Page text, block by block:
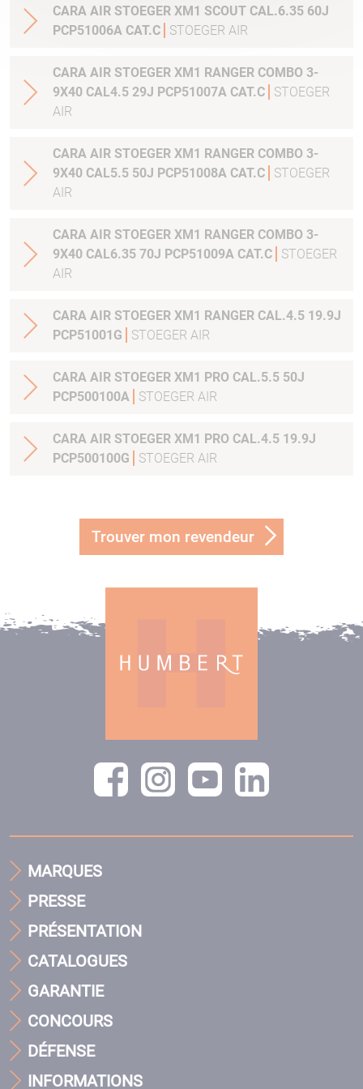
CARA AIR STOEGER XM1 SCOUT CAL.6.35 60J
PCP51006A CAT.C
STOEGER AIR
CARA AIR STOEGER XM1 RANGER COMBO 3-
9X40 CAL4.5 29J PCP51007A CAT.C
STOEGER
AIR
CARA AIR STOEGER XM1 RANGER COMBO 3-
9X40 CAL5.5 50J PCP51008A CAT.C
STOEGER
AIR
CARA AIR STOEGER XM1 RANGER COMBO 3-
9X40 CAL6.35 70J PCP51009A CAT.C
STOEGER
AIR
CARA AIR STOEGER XM1 RANGER CAL.4.5 19.9J
PCP51001G
STOEGER AIR
CARA AIR STOEGER XM1 PRO CAL.5.5 50J
PCP500100A
STOEGER AIR
CARA AIR STOEGER XM1 PRO CAL.4.5 19.9J
PCP500100G
STOEGER AIR
Trouver mon revendeur
MARQUES
PRESSE
PRÉSENTATION
CATALOGUES
GARANTIE
CONCOURS
DÉFENSE
INFORMATIONS